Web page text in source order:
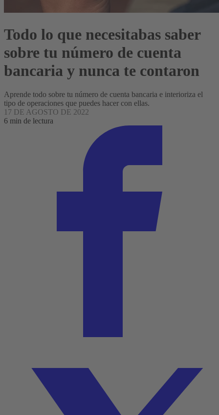
Todo lo que necesitabas saber
sobre tu número de cuenta
bancaria y nunca te contaron
Aprende todo sobre tu número de cuenta bancaria e interioriza el
tipo de operaciones que puedes hacer con ellas.
17 DE AGOSTO DE 2022
6 min de lectura